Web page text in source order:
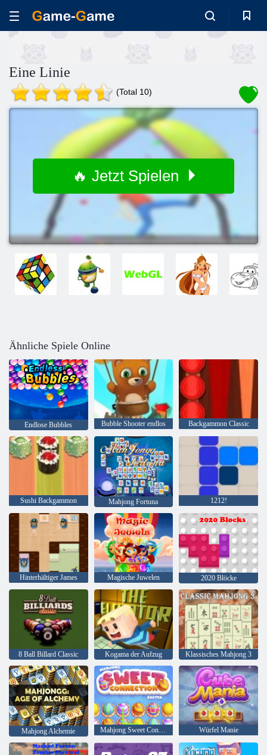
Eine Linie
(Total 10)
🔥 Jetzt Spielen
Ähnliche Spiele Online
Endlose Bubbles Bubble Shooter endlos Backgammon Classic
Sushi Backgammon Mahjong Fortuna 1212!
Hinterhältiger James Magische Juwelen 2020 Blöcke
8 Ball Billard Classic Kogama der Aufzug Klassisches Mahjong 3
Mahjong Alchemie Mahjong Sweet Connection Ostern Würfel Manie